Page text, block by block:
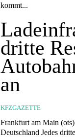
kommt...
dritte
an
KFZGAZETTE
Frankfurt am Main (ots) - Die Gastro-App drive & dine untersucht 1.500